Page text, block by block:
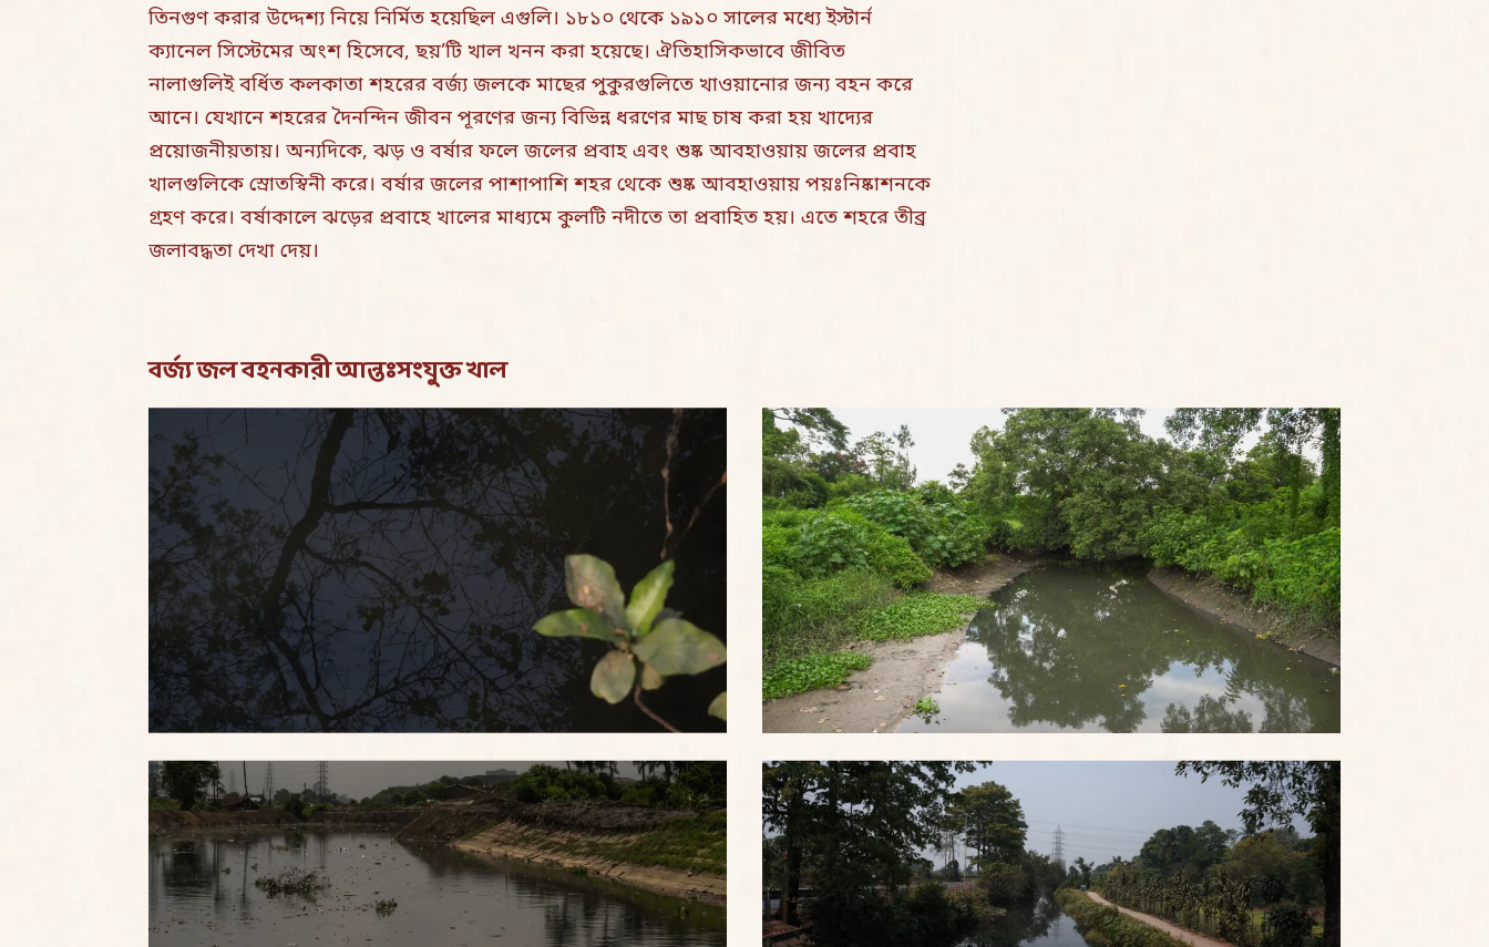
তিনগুণ করার উদ্দেশ্য নিয়ে নির্মিত হয়েছিল এগুলি। ১৮১০ থেকে ১৯১০ সালের মধ্যে ইস্টার্ন
ক্যানেল সিস্টেমের অংশ হিসেবে, ছয়’টি খাল খনন করা হয়েছে। ঐতিহাসিকভাবে জীবিত
নালাগুলিই বর্ধিত কলকাতা শহরের বর্জ্য জলকে মাছের পুকুরগুলিতে খাওয়ানোর জন্য বহন করে
আনে। যেখানে শহরের দৈনন্দিন জীবন পূরণের জন্য বিভিন্ন ধরণের মাছ চাষ করা হয় খাদ্যের
প্রয়োজনীয়তায়। অন্যদিকে, ঝড় ও বর্ষার ফলে জলের প্রবাহ এবং শুষ্ক আবহাওয়ায় জলের প্রবাহ
খালগুলিকে স্রোতস্বিনী করে। বর্ষার জলের পাশাপাশি শহর থেকে শুষ্ক আবহাওয়ায় পয়ঃনিষ্কাশনকে
গ্রহণ করে। বর্ষাকালে ঝড়ের প্রবাহে খালের মাধ্যমে কুলটি নদীতে তা প্রবাহিত হয়। এতে শহরে তীব্র
জলাবদ্ধতা দেখা দেয়।
বর্জ্য জল বহনকারী আন্তঃসংযুক্ত খাল